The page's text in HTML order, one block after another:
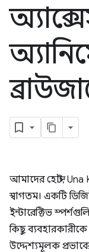
আমাদের হোস্ট, Una
স্বাগতম। একটি
ইন্টারেক্টিভ
কিছু
উদ্দেশ্যমূলক